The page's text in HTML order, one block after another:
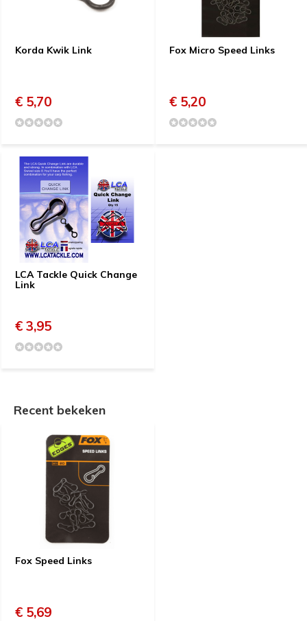
Korda Kwik Link
€ 5,70
Fox Micro Speed Links
€ 5,20
LCA Tackle Quick Change
Link
€ 3,95
Recent bekeken
Fox Speed Links
€ 5,69